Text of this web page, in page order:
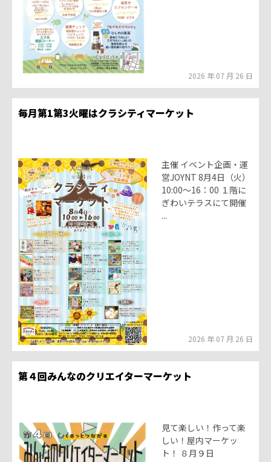
2026 年 07 月 26 日
毎月第1第3火曜はクラシティマーケット
主催 イベント企画・運
営JOYNT 8月4日（火）
10:00～16：00 １階に
ぎわいテラスにて開催
...
2026 年 07 月 26 日
第４回みんなのクリエイターマーケット
見て楽しい！作って楽
しい！屋内マーケッ
ト！ ８月９日